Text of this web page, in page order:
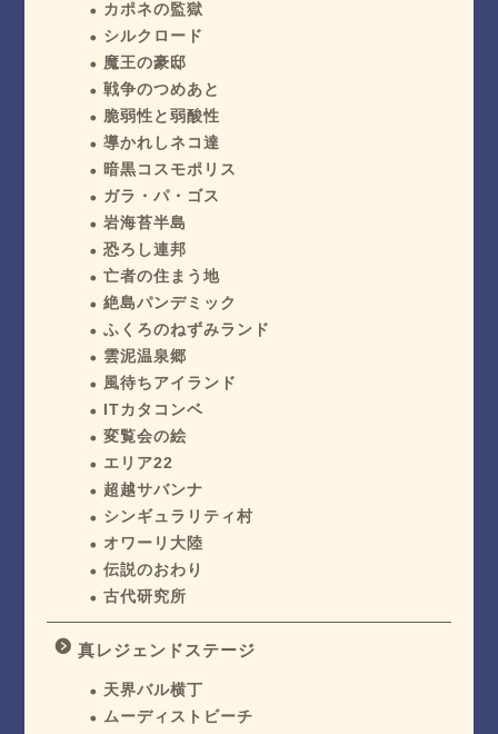
カポネの監獄
シルクロード
魔王の豪邸
戦争のつめあと
脆弱性と弱酸性
導かれしネコ達
暗黒コスモポリス
ガラ・パ・ゴス
岩海苔半島
恐ろし連邦
亡者の住まう地
絶島パンデミック
ふくろのねずみランド
雲泥温泉郷
風待ちアイランド
ITカタコンベ
変覧会の絵
エリア22
超越サバンナ
シンギュラリティ村
オワーリ大陸
伝説のおわり
古代研究所
真レジェンドステージ
天界バル横丁
ムーディストビーチ